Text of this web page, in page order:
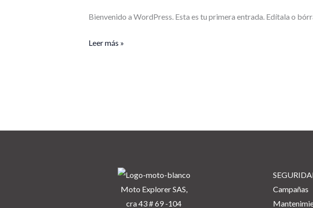
Bienvenido a WordPress. Esta es tu primera entrada. Edítala o
Leer más »
Moto Explorer SAS,
cra 43 # 69 -104
Campañas